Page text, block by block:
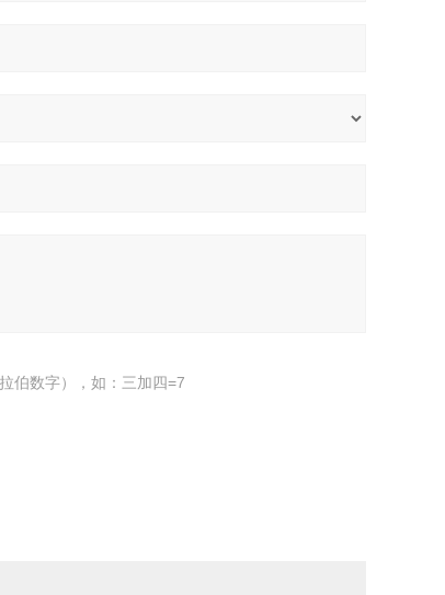
伯数字），如：三加四=7